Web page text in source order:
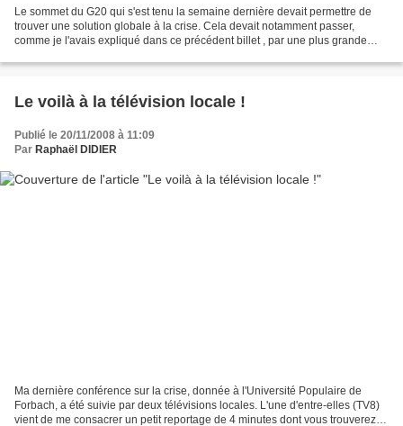
Le sommet du G20 qui s'est tenu la semaine dernière devait permettre de
trouver une solution globale à la crise. Cela devait notamment passer,
comme je l'avais expliqué dans ce précédent billet , par une plus grande
Le voilà à la télévision locale !
Publié le 20/11/2008 à 11:09
Par Raphaël DIDIER
Ma dernière conférence sur la crise, donnée à l'Université Populaire de
Forbach, a été suivie par deux télévisions locales. L'une d'entre-elles (TV8)
vient de me consacrer un petit reportage de 4 minutes dont vous trouverez le